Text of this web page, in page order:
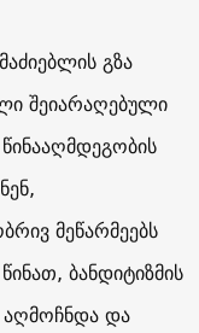
გზა
შეიარაღებული
მეწარმეებს
ბანდიტიზმის
და